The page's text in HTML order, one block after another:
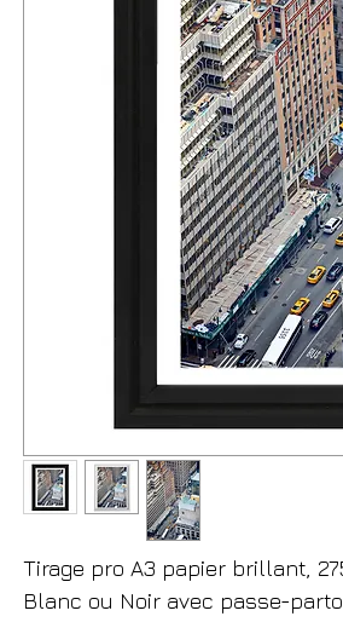
Tirage pro A3 papier brillant,
Blanc ou Noir avec passe-